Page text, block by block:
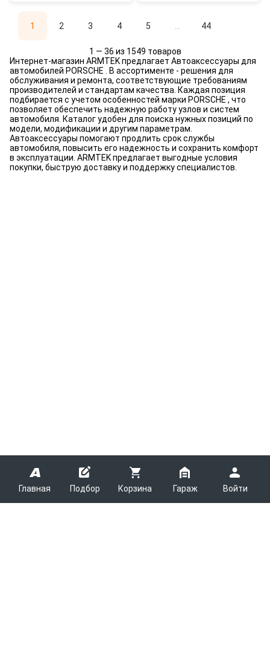
Главная Подбор Корзина Гараж Войти
1 2 3 4 5 44
1 — 36 из 1549 товаров
Интернет-магазин ARMTEK предлагает Автоаксессуары для
автомобилей PORSCHE . В ассортименте - решения для
обслуживания и ремонта, соответствующие требованиям
производителей и стандартам качества. Каждая позиция
подбирается с учетом особенностей марки PORSCHE , что
позволяет обеспечить надежную работу узлов и систем
автомобиля. Каталог удобен для поиска нужных позиций по
модели, модификации и другим параметрам.
Автоаксессуары помогают продлить срок службы
автомобиля, повысить его надежность и сохранить комфорт
в эксплуатации. ARMTEK предлагает выгодные условия
покупки, быструю доставку и поддержку специалистов.